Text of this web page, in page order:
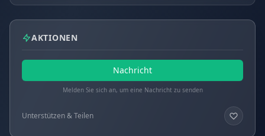
AKTIONEN
Nachricht
Melden Sie sich an, um eine Nachricht zu senden
Unterstützen & Teilen